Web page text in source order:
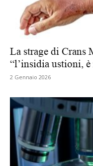
La strage di Crans
“l’insidia ustioni, è
2 Gennaio 2026